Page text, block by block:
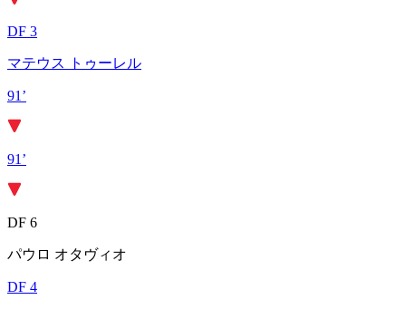
DF 3
マテウス トゥーレル
91’
91’
DF 6
パウロ オタヴィオ
DF 4